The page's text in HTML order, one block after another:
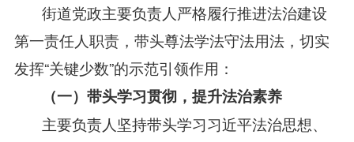
街道党政主要负责人严格履行推进法治建设
第一责任人职责，带头尊法学法守法用法，切实
发挥“关键少数”的示范引领作用：
（一）带头学习贯彻，提升法治素养
主要负责人坚持带头学习习近平法治思想、